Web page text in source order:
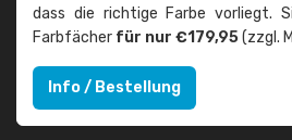
dass die richtige Farbe vorliegt.
Farbfächer für nur €179,95(zzgl.
Info / Bestellung